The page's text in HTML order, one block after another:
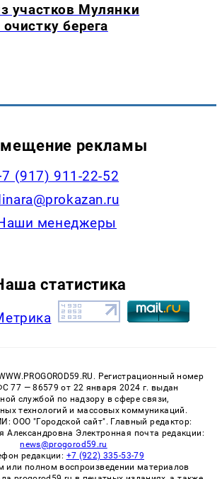
участков Мулянки
берега
рекламы
(917) 911-22-52
менеджеры
статистика
Регистрационный номер
— 86579 от 22 января 2024 г. выдан
службой по надзору в сфере связи,
технологий и массовых коммуникаций.
ООО "Городской сайт". Главный редактор:
Александровна Электронная почта редакции:
news@progorod59.ru
редакции: +7 (922) 335-53-79
или полном воспроизведении материалов